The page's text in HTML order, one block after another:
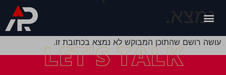
נמצא.
עושה רושם שהתוכן המבוקש לא נמצא בכתובת זו.
LET'S TALK